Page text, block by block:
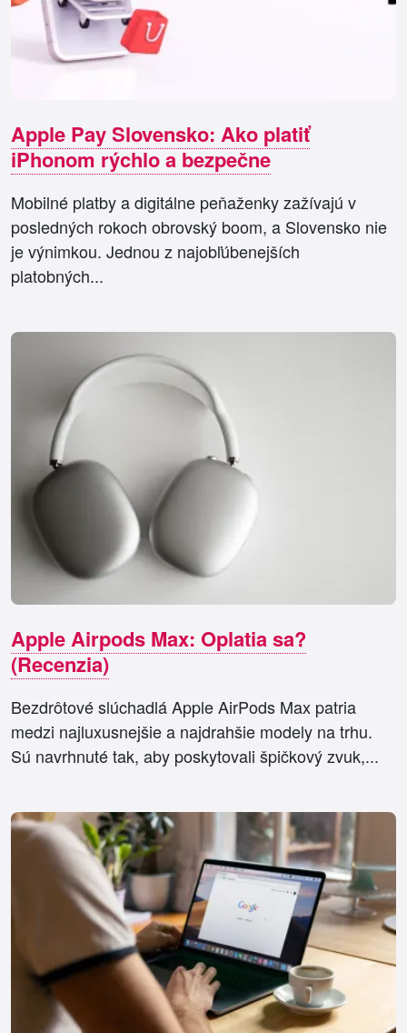
Apple Pay Slovensko: Ako platiť
iPhonom rýchlo a bezpečne
Mobilné platby a digitálne peňaženky zažívajú v
posledných rokoch obrovský boom, a Slovensko nie
je výnimkou. Jednou z najobľúbenejších
platobných...
Apple Airpods Max: Oplatia sa?
(Recenzia)
Bezdrôtové slúchadlá Apple AirPods Max patria
medzi najluxusnejšie a najdrahšie modely na trhu.
Sú navrhnuté tak, aby poskytovali špičkový zvuk,...